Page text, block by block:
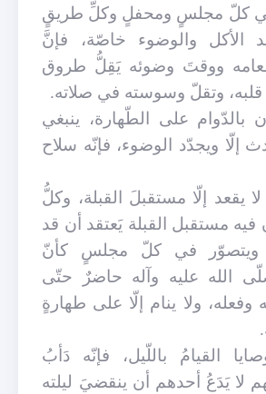
كلّ مجلسٍ ومحفلٍ وكلِّ طريقٍ
الأكل والوضوء خاصّة، فإنَّ
ووقتَ وضوئه يَقِلُّ طروق
وتقلّ وسوسته في صلاته.
بالدّوام على الطّهارة، ينبغي
إلّا ويجدّد الوضوء، فإنّه سلاح
يقعد إلّا مستقبلَ القبلة، وكلُّ
مستقبل القبلة يَعتقد أن قد
ويتصوّر في كلّ مجلسٍ كأنّ
الله عليه وآله حاضرٌ حتّى
ولا ينام إلّا على طهارةٍ
القيامُ باللّيل، فإنّه دَأبُ
لا يَدَعُ أحدهم أن ينقضيَ ليلته